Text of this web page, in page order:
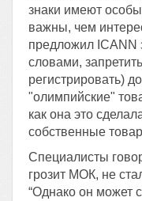
знаки имеют
важны, чем
предложил ICANN
словами,
регистрировать)
"олимпийские"
как она это
собственные
Специалисты
грозит МОК, не
“Однако он может